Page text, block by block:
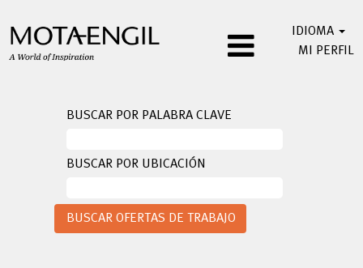
IDIOMA
MI PERFIL
BUSCAR POR PALABRA CLAVE
BUSCAR POR UBICACIÓN